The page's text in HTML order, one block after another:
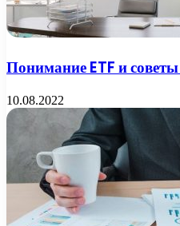
Понимание ETF и
10.08.2022